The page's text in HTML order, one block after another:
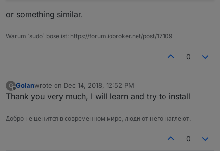
or something similar.
Warum `sudo` böse ist: https://forum.iobroker.net/post/17109
0
G
Offline
Golanwrote on Dec 14, 2018, 12:52 PM
last edited by
Thank you very much, I will learn and try to install
Добро не ценится в современном мире, люди от него наглеют.
0